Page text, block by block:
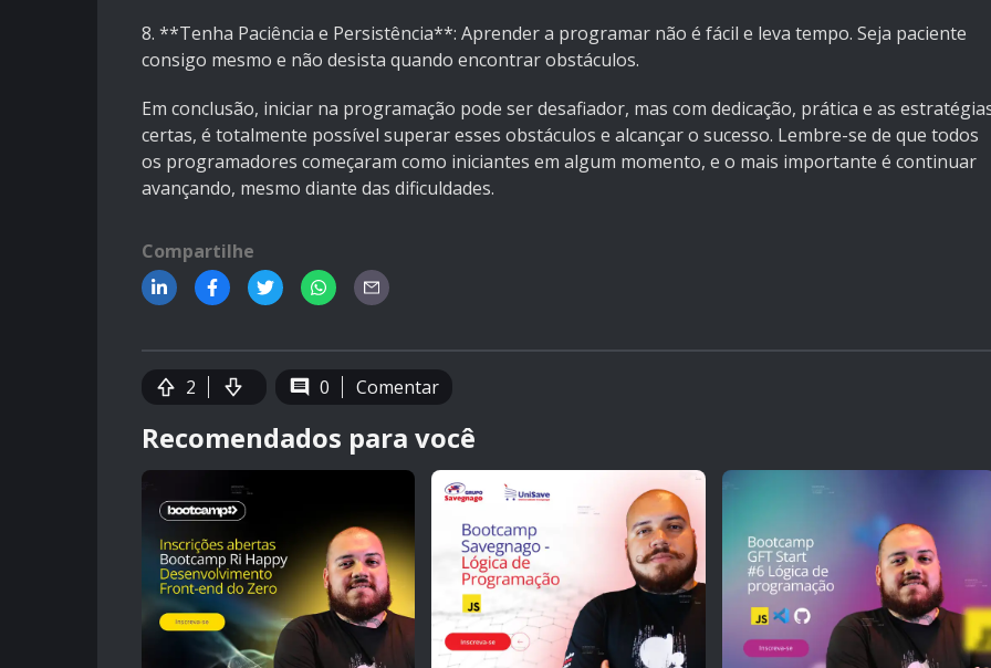
8. **Tenha Paciência e Persistência**: Aprender a programar não é fácil e leva tempo. Seja paciente
consigo mesmo e não desista quando encontrar obstáculos.
Em conclusão, iniciar na programação pode ser desafiador, mas com dedicação, prática e as
certas, é totalmente possível superar esses obstáculos e alcançar o sucesso. Lembre-se de que todos
os programadores começaram como iniciantes em algum momento, e o mais importante é continuar
avançando, mesmo diante das dificuldades.
Compartilhe
2 0 Comentar
Recomendados para você